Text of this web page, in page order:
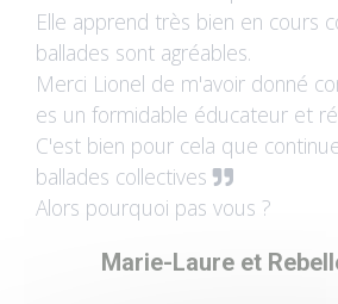
Elle apprend très bien en cours
ballades sont agréables.
Merci Lionel de m'avoir donné
es un formidable éducateur et
C'est bien pour cela que
ballades collectives
Alors pourquoi pas vous ?
Marie-Laure et